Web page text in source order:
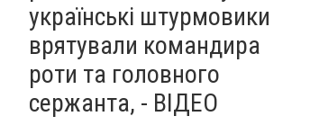
українські штурмовики
врятували командира
роти та головного
сержанта, - ВІДЕО